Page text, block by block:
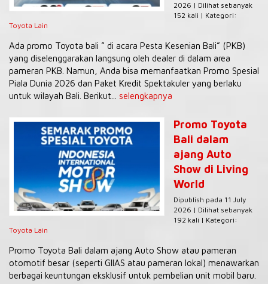
2026 | Dilihat sebanyak
152 kali | Kategori:
Toyota Lain
Ada promo Toyota bali ” di acara Pesta Kesenian Bali” (PKB)
yang diselenggarakan langsung oleh dealer di dalam area
pameran PKB. Namun, Anda bisa memanfaatkan Promo Spesial
Piala Dunia 2026 dan Paket Kredit Spektakuler yang berlaku
untuk wilayah Bali. Berikut... selengkapnya
Promo Toyota
Bali dalam
ajang Auto
Show di Living
World
Dipublish pada 11 July
2026 | Dilihat sebanyak
192 kali | Kategori:
Toyota Lain
Promo Toyota Bali dalam ajang Auto Show atau pameran
otomotif besar (seperti GIIAS atau pameran lokal) menawarkan
berbagai keuntungan eksklusif untuk pembelian unit mobil baru.